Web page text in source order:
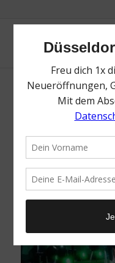
POWWOW